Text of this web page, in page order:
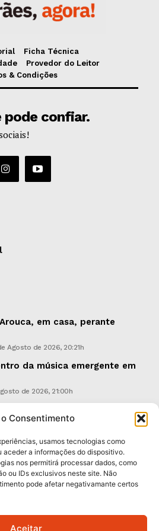
Consentimento
usamos tecnologias como
a informações do dispositivo.
nos permitirá processar dados, como
ou IDs exclusivos neste site. Não
pode afetar negativamante certos
Aceitar
Ficha Técnica
Provedor do Leitor
& Condições
pode confiar.
em casa, perante
Agosto de 2026, 20:21h
da música emergente em
de 2026, 21:00h